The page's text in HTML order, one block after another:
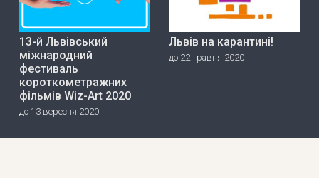
13-й Львівський
міжнародний
фестиваль
короткометражних
фільмів Wiz-Art 2020
до 13 вересня 2020
Львів на карантині!
до 22 травня 2020